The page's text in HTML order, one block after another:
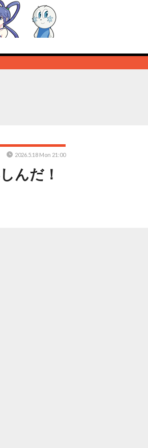
んだ！
2026.5.18 Mon 21:00